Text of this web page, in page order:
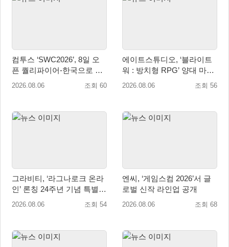
컴투스 ‘SWC2026’, 8일 오
픈 퀄리파이어-한국으로 시
즌 개막!
2026.08.06 조회 60
에이트스튜디오, ‘블라이트
워 : 방치형 RPG’ 양대 마켓
인기 순위 1위 달성
2026.08.06 조회 56
그라비티, ‘라그나로크 온라
인’ 론칭 24주년 기념 특별
감사 축제 실시!
2026.08.06 조회 54
엔씨, ‘게임스컴 2026’서 글
로벌 신작 라인업 공개
2026.08.06 조회 68